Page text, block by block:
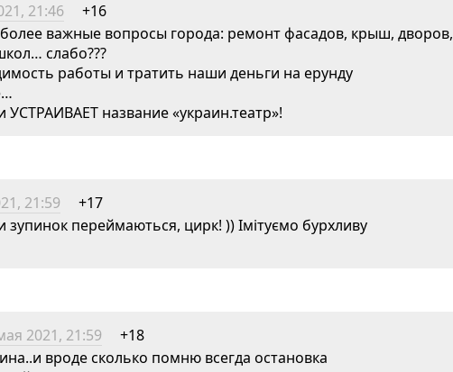
21:46
+16
важные вопросы города: ремонт фасадов, крыш, дворов,
слабо???
работы и тратить наши деньги на ерунду
УСТРАИВАЕТ название «украин.театр»!
21:59
+17
переймаються, цирк! )) Імітуємо бурхливу
2021, 21:59
+18
вроде сколько помню всегда остановка